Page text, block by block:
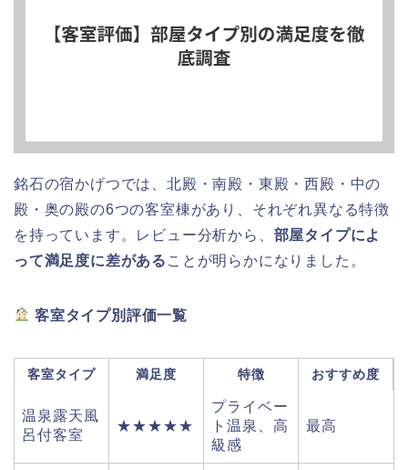
銘石の宿かげつでは、北殿・南殿・東殿・西殿・中の
殿・奥の殿の6つの客室棟があり、それぞれ異なる特徴
を持っています。レビュー分析から、 部屋タイプによ
って満足度に差がある ことが明らかになりました。
客室タイプ別評価一覧
客室タイプ 満足度 特徴 おすすめ度
温泉露天風
呂付客室
★★★★★
プライベー
ト温泉、高
級感
最高